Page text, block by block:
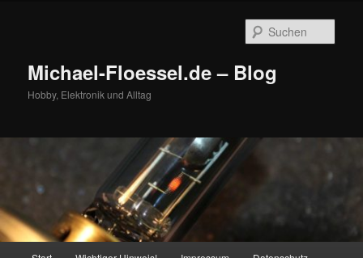
Michael-Floessel.de – Blog
Hobby, Elektronik und Alltag